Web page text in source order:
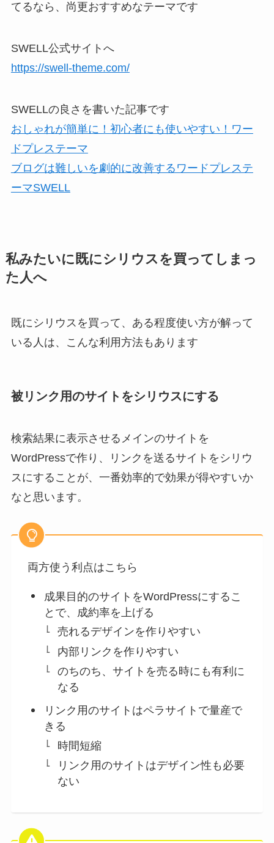
てるなら、尚更おすすめなテーマです
SWELL公式サイトへ
https://swell-theme.com/
SWELLの良さを書いた記事です
おしゃれが簡単に！初心者にも使いやすい！ワー
ドプレステーマ
ブログは難しいを劇的に改善するワードプレステ
ーマSWELL
私みたいに既にシリウスを買ってしまっ
た人へ
既にシリウスを買って、ある程度使い方が解って
いる人は、こんな利用方法もあります
被リンク用のサイトをシリウスにする
検索結果に表示させるメインのサイトを
WordPressで作り、リンクを送るサイトをシリウ
スにすることが、一番効率的で効果が得やすいか
なと思います。
両方使う利点はこちら
成果目的のサイトをWordPressにするこ
とで、成約率を上げる
売れるデザインを作りやすい
内部リンクを作りやすい
のちのち、サイトを売る時にも有利に
なる
リンク用のサイトはペラサイトで量産で
きる
時間短縮
リンク用のサイトはデザイン性も必要
ない